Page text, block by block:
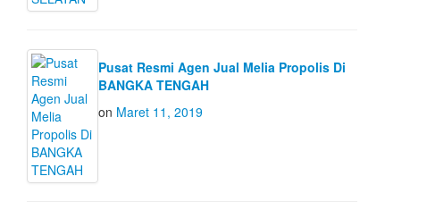
Pusat Resmi Agen Jual Melia Propolis Di
BANGKA TENGAH
on Maret 11, 2019